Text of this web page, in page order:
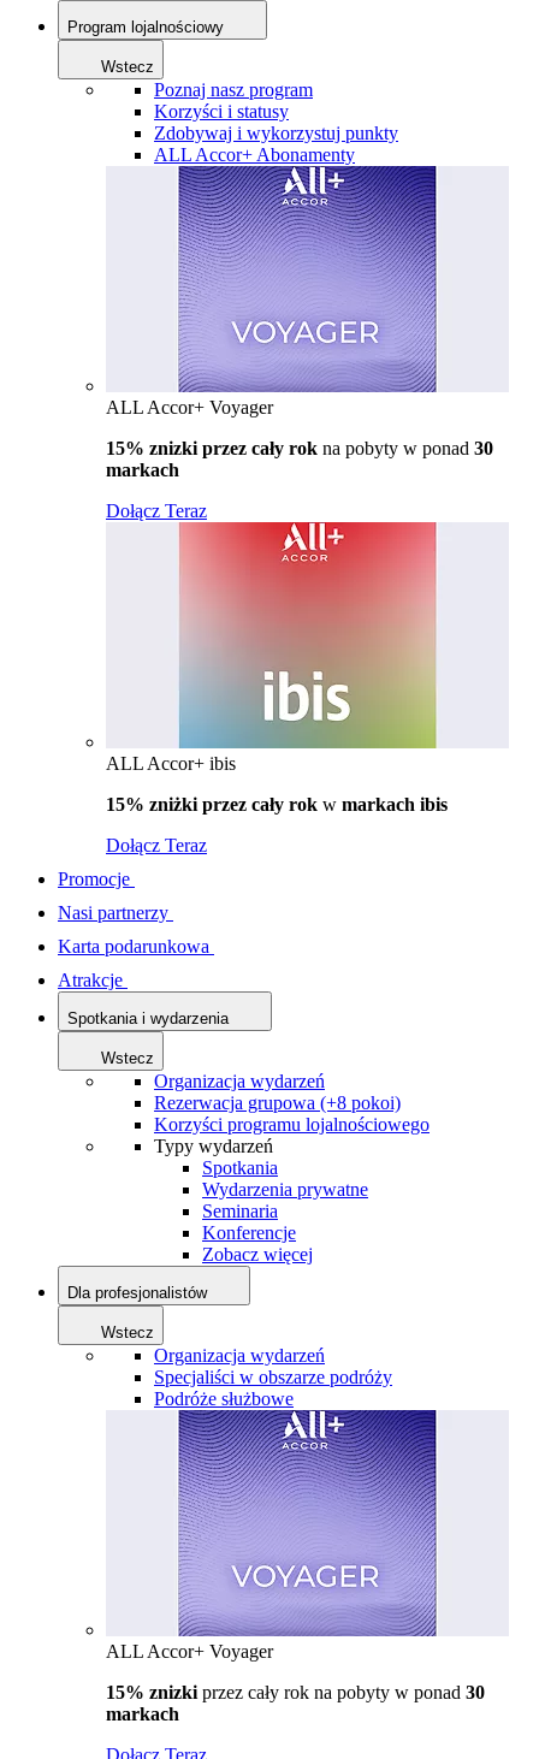
Program lojalnościowy
Wstecz
Poznaj nasz program
Korzyści i statusy
Zdobywaj i wykorzystuj punkty
ALL Accor+ Abonamenty
ALL Accor+ Voyager
15% znizki przez cały rok na pobyty w ponad 30
markach
Dołącz Teraz
ALL Accor+ ibis
15% zniżki przez cały rok w markach ibis
Dołącz Teraz
Promocje
Nasi partnerzy
Karta podarunkowa
Atrakcje
Spotkania i wydarzenia
Wstecz
Organizacja wydarzeń
Rezerwacja grupowa (+8 pokoi)
Korzyści programu lojalnościowego
Typy wydarzeń
Spotkania
Wydarzenia prywatne
Seminaria
Konferencje
Zobacz więcej
Dla profesjonalistów
Wstecz
Organizacja wydarzeń
Specjaliści w obszarze podróży
Podróże służbowe
ALL Accor+ Voyager
15% znizki przez cały rok na pobyty w ponad 30
markach
Dołącz Teraz